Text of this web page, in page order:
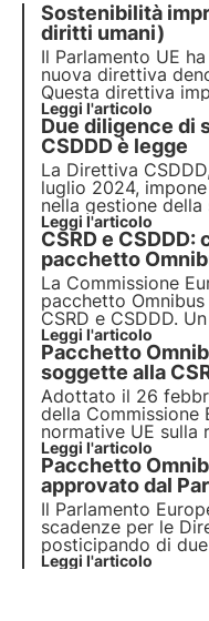
Sostenibilità
diritti umani)
Il Parlamento UE
nuova direttiva
Questa direttiva
partner di adottare
il loro impatto
sull'ambiente.
di diligenza.
Leggi l'articolo
Due diligence di
CSDDD è legge
La Direttiva
luglio 2024,
nella gestione
profondamente le
in questo articolo
Supply Chain Act,
applicazione.
Leggi l'articolo
CSRD e
pacchetto
La Commissione
pacchetto
CSRD e CSDDD.
trapelato nei giorni
speculazioni su
Ma cosa significa
Scopriamolo in
Leggi l'articolo
Pacchetto
soggette alla
Adottato il 26
della Commissione
normative UE sulla
con particolare
Scopri di più in
Leggi l'articolo
Pacchetto
approvato dal
Il Parlamento
scadenze per le
posticipando di
rendicontazione di
Leggi l'articolo